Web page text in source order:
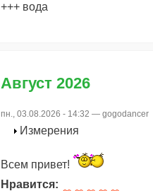
+++ вода
Август 2026
пн., 03.08.2026 - 14:32 — gogodancer
Измерения
Всем привет!
Нравится: